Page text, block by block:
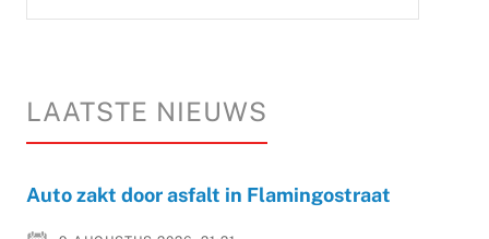
LAATSTE NIEUWS
Auto zakt door asfalt in Flamingostraat